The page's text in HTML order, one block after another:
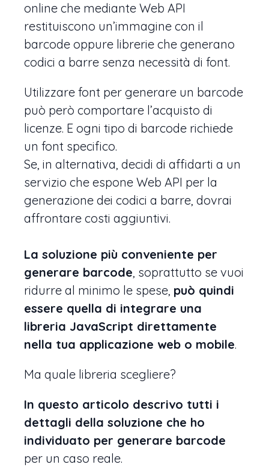
online che mediante Web API
restituiscono un’immagine con il
barcode oppure librerie che generano
codici a barre senza necessità di font.
Utilizzare font per generare un barcode
può però comportare l’acquisto di
licenze. E ogni tipo di barcode richiede
un font specifico.
Se, in alternativa, decidi di affidarti a un
servizio che espone Web API per la
generazione dei codici a barre, dovrai
affrontare costi aggiuntivi.
La soluzione più conveniente per
generare barcode, soprattutto se vuoi
ridurre al minimo le spese, può quindi
essere quella di integrare una
libreria JavaScript direttamente
nella tua applicazione web o mobile.
Ma quale libreria scegliere?
In questo articolo descrivo tutti i
dettagli della soluzione che ho
individuato per generare barcode
per un caso reale.